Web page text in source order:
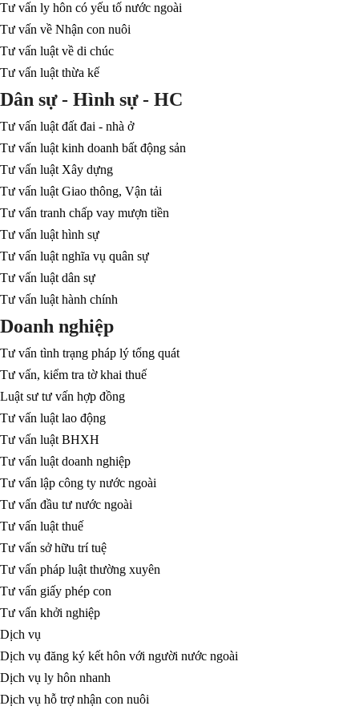
Tư vấn ly hôn có yếu tố nước ngoài
Tư vấn về Nhận con nuôi
Tư vấn luật về di chúc
Tư vấn luật thừa kế
Dân sự - Hình sự - HC
Tư vấn luật đất đai - nhà ở
Tư vấn luật kinh doanh bất động sản
Tư vấn luật Xây dựng
Tư vấn luật Giao thông, Vận tải
Tư vấn tranh chấp vay mượn tiền
Tư vấn luật hình sự
Tư vấn luật nghĩa vụ quân sự
Tư vấn luật dân sự
Tư vấn luật hành chính
Doanh nghiệp
Tư vấn tình trạng pháp lý tổng quát
Tư vấn, kiểm tra tờ khai thuế
Luật sư tư vấn hợp đồng
Tư vấn luật lao động
Tư vấn luật BHXH
Tư vấn luật doanh nghiệp
Tư vấn lập công ty nước ngoài
Tư vấn đầu tư nước ngoài
Tư vấn luật thuế
Tư vấn sở hữu trí tuệ
Tư vấn pháp luật thường xuyên
Tư vấn giấy phép con
Tư vấn khởi nghiệp
Dịch vụ
Dịch vụ đăng ký kết hôn với người nước ngoài
Dịch vụ ly hôn nhanh
Dịch vụ hỗ trợ nhận con nuôi